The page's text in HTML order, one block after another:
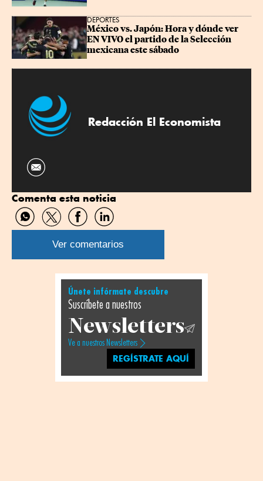
DEPORTES
México vs. Japón: Hora y dónde ver
EN VIVO el partido de la Selección
mexicana este sábado
Redacción El Economista
Comenta esta noticia
Compartir
por
WhatsApp
Compartir
por
Twitter
Compartir
por
Facebook
Compartir
por
Linkedin
Ver comentarios
Únete infórmate descubre
Suscríbete a nuestros
Newsletters
Ve a nuestros Newsletters
REGÍSTRATE AQUÍ